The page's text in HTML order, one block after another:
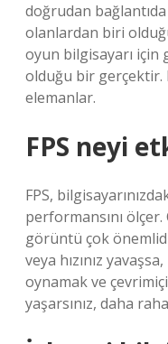
doğrudan
olanlardan biri
oyun bilgisayarı
olduğu bir gerçektir.
elemanlar.
FPS neyi
FPS,
performansını
görüntü çok
veya hızınız
oynamak ve
yaşarsınız, daha